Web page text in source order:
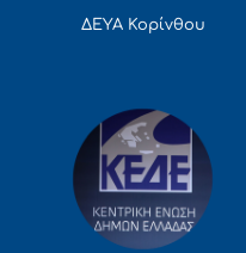
ΔΕΥΑ Κορίνθου